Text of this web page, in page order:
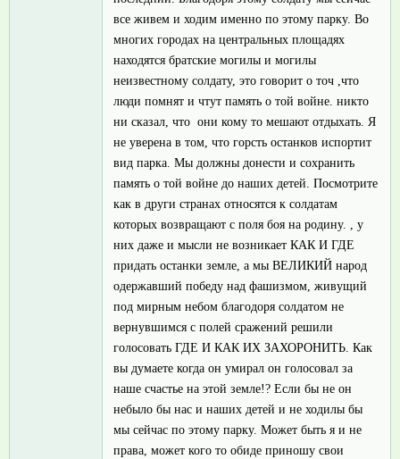
все живем и ходим именно по этому парку. Во
многих городах на центральных площадях
находятся братские могилы и могилы
неизвестному солдату, это говорит о точ ,что
люди помнят и чтут память о той войне. никто
ни сказал, что они кому то мешают отдыхать. Я
не уверена в том, что горсть останков испортит
вид парка. Мы должны донести и сохранить
память о той войне до наших детей. Посмотрите
как в други странах относятся к солдатам
которых возвращают с поля боя на родину. , у
них даже и мысли не возникает КАК И ГДЕ
придать останки земле, а мы ВЕЛИКИЙ народ
одержавший победу над фашизмом, живущий
под мирным небом благодоря солдатом не
вернувшимся с полей сражений решили
голосовать ГДЕ И КАК ИХ ЗАХОРОНИТЬ. Как
вы думаете когда он умирал он голосовал за
наше счастье на этой земле!? Если бы не он
небыло бы нас и наших детей и не ходилы бы
мы сейчас по этому парку. Может быть я и не
права, может кого то обиде приношу свои